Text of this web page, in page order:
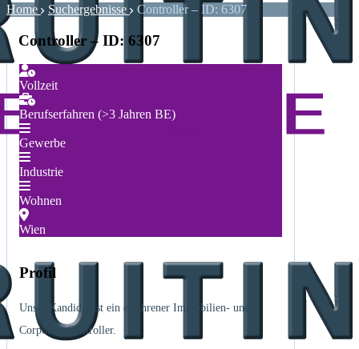
Home Suchergebnisse Controller – ID: 6307
Controller – ID: 6307
Vollzeit
Berufserfahren (>3 Jahren BE)
Gewerbe
Industrie
Wohnen
Wien
Profil
Unser Kandidat ist ein erfahrener Immobilien- und
Corporate Controller.